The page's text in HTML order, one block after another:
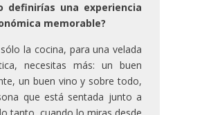
definirías una experiencia
memorable?
la cocina, para una velada
necesitas más: un buen
un buen vino y sobre todo,
que está sentada junto a